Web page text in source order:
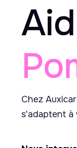
Chez
s'adaptent à